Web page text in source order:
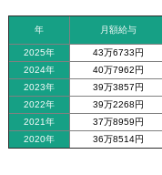
年 月額給与
2025年 43万6733円
2024年
40万7962円
2023年
39万3857円
2022年
39万2268円
2021年
37万8959円
2020年
36万8514円